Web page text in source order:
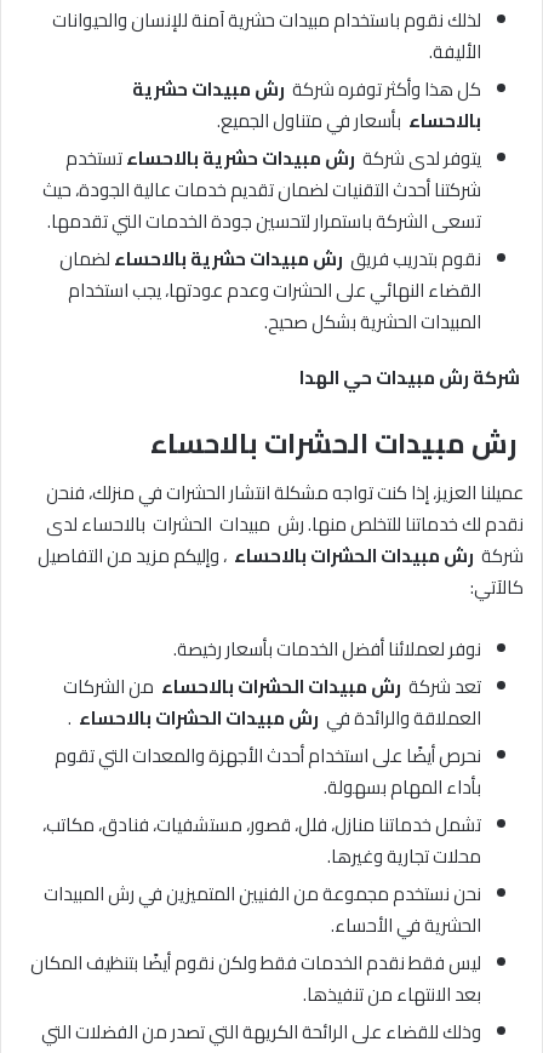
لذلك نقوم باستخدام مبيدات حشرية آمنة للإنسان والحيوانات
الأليفة.
كل هذا وأكثر توفره شركة رش مبيدات حشرية
بالاحساء بأسعار في متناول الجميع.
يتوفر لدى شركة رش مبيدات حشرية بالاحساءتستخدم
شركتنا أحدث التقنيات لضمان تقديم خدمات عالية الجودة، حيث
تسعى الشركة باستمرار لتحسين جودة الخدمات التي تقدمها.
نقوم بتدريب فريق رش مبيدات حشرية بالاحساءلضمان
القضاء النهائي على الحشرات وعدم عودتها، يجب استخدام
المبيدات الحشرية بشكل صحيح.
شركة رش مبيدات حي الهدا
رش مبيدات الحشرات بالاحساء
عميلنا العزيز، إذا كنت تواجه مشكلة انتشار الحشرات في منزلك، فنحن
نقدم لك خدماتنا للتخلص منها. رش مبيدات الحشرات بالاحساء لدى
شركة رش مبيدات الحشرات بالاحساء ، وإليكم مزيد من التفاصيل
كالآتي:
نوفر لعملائنا أفضل الخدمات بأسعار رخيصة.
تعد شركة رش مبيدات الحشرات بالاحساء من الشركات
العملاقة والرائدة في رش مبيدات الحشرات بالاحساء .
نحرص أيضًا على استخدام أحدث الأجهزة والمعدات التي تقوم
بأداء المهام بسهولة.
تشمل خدماتنا منازل، فلل، قصور، مستشفيات، فنادق، مكاتب،
محلات تجارية وغيرها.
نحن نستخدم مجموعة من الفنيين المتميزين في رش المبيدات
الحشرية في الأحساء.
ليس فقط نقدم الخدمات فقط ولكن نقوم أيضًا بتنظيف المكان
بعد الانتهاء من تنفيذها.
وذلك للقضاء على الرائحة الكريهة التي تصدر من الفضلات التي